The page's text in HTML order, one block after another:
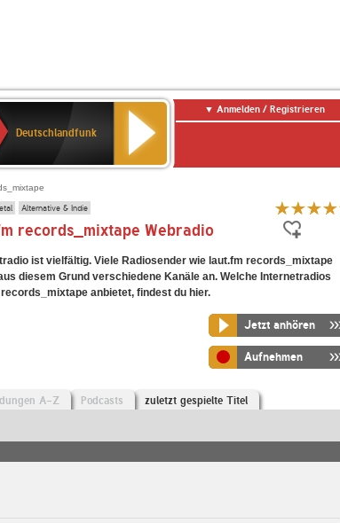
Deutschlandfunk
Anmelden / Registrieren
Alternative & Indie
records_mixtape Webradio
ist vielfältig. Viele Radiosender wie laut.fm records_mixtape
diesem Grund verschiedene Kanäle an. Welche Internetradios
records_mixtape anbietet, findest du hier.
Jetzt anhören
Aufnehmen
A-Z Podcasts zuletzt gespielte Titel